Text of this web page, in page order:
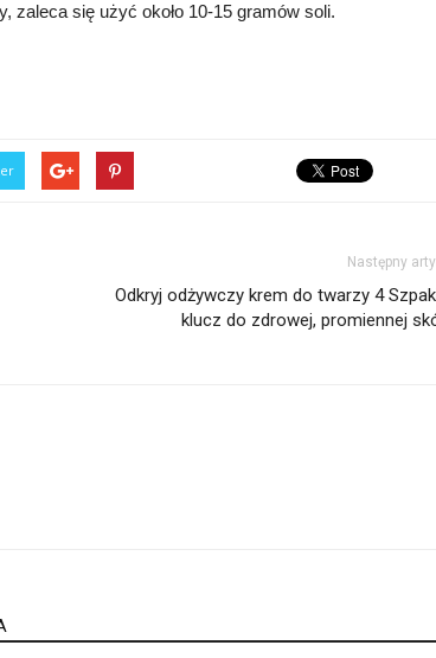
zaleca się użyć około 10-15 gramów soli.
Następny
Odkryj odżywczy krem do twarzy 4
klucz do zdrowej, promiennej